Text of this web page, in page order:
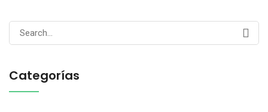
Search
for:
Categorías